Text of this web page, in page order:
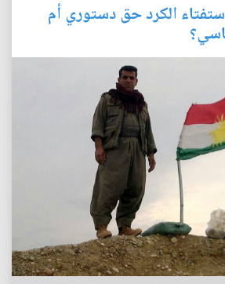
الكرد حق دستوري أم